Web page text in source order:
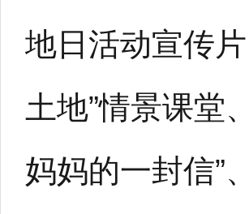
地日活动宣传
土地”情景课堂
妈妈的一封信”